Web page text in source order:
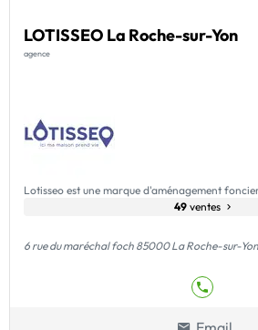
LOTISSEO La Roche-sur-Yon
agence
Lotisseo est une marque d'aménagement
49 ventes
6 rue du maréchal foch 85000 La Roche-sur-Yon